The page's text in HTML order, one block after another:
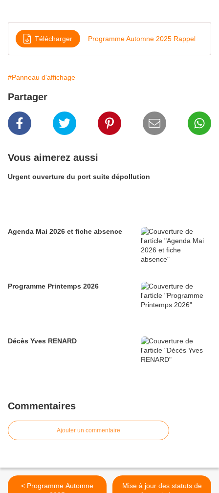
Télécharger Programme Automne 2025 Rappel
#Panneau d'affichage
Partager
Vous aimerez aussi
Urgent ouverture du port suite dépollution
Agenda Mai 2026 et fiche absence
Programme Printemps 2026
Décès Yves RENARD
Commentaires
Ajouter un commentaire
< Programme Automne
Mise à jour des statuts de